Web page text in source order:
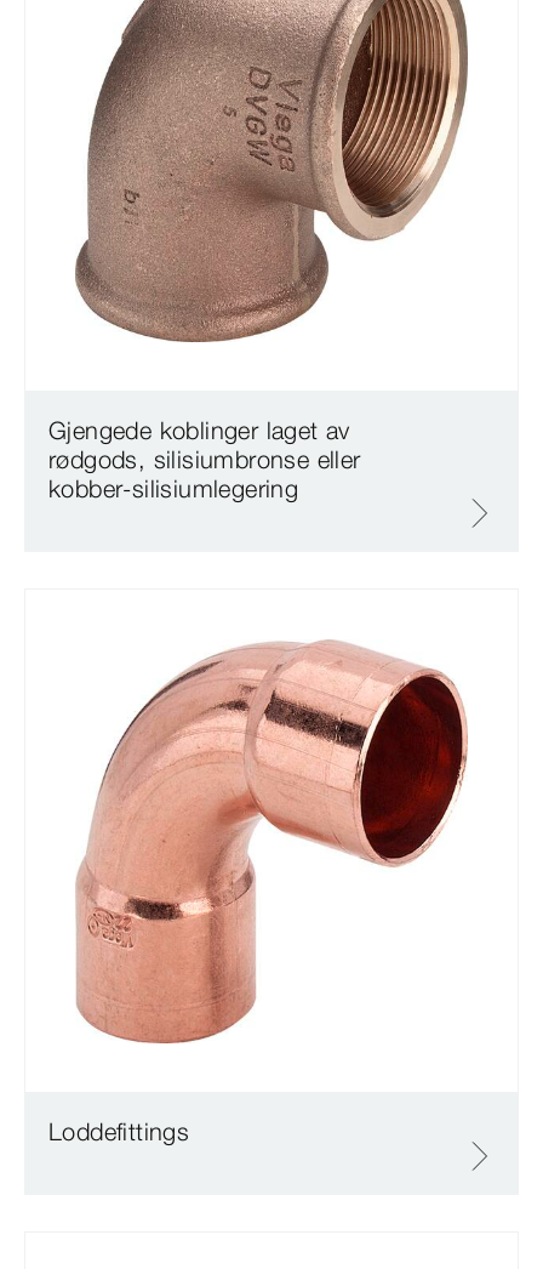
Gjengede koblinger laget av
rødgods, silisiumbronse eller
kobber-silisiumlegering
Loddefittings